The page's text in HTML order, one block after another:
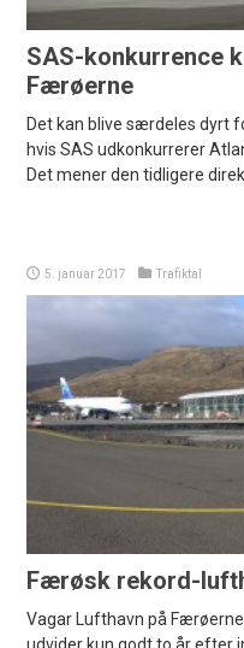
SAS-konkurrence
Færøerne
Det kan blive særdeles dyrt
hvis SAS udkonkurrerer
Det mener den tidligere
5. januar 2017 Trafiktal
Færøsk rekord-
Vagar Lufthavn på
udvider kun godt to år efter